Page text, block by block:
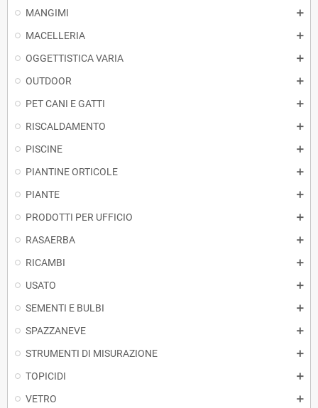
MANGIMI
MACELLERIA
OGGETTISTICA VARIA
OUTDOOR
PET CANI E GATTI
RISCALDAMENTO
PISCINE
PIANTINE ORTICOLE
PIANTE
PRODOTTI PER UFFICIO
RASAERBA
RICAMBI
USATO
SEMENTI E BULBI
SPAZZANEVE
STRUMENTI DI MISURAZIONE
TOPICIDI
VETRO